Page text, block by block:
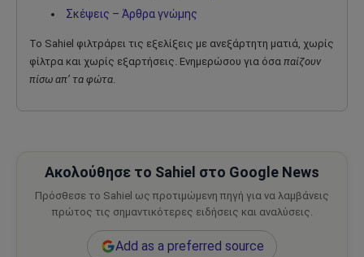
Σκέψεις – Άρθρα γνώμης
Το Sahiel φιλτράρει τις εξελίξεις με ανεξάρτητη ματιά, χωρίς
φίλτρα και χωρίς εξαρτήσεις. Ενημερώσου για όσα παίζουν
πίσω απ’ τα φώτα.
Ακολούθησε το Sahiel στο Google News
Πρόσθεσε το Sahiel ως προτιμώμενη πηγή για να λαμβάνεις
πρώτος τις σημαντικότερες ειδήσεις και αναλύσεις.
Add as a preferred source